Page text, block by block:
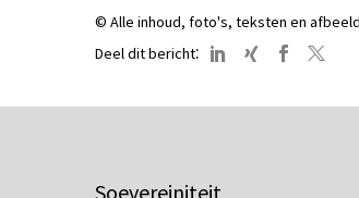
© Alle inhoud, foto's, teksten en
Deel dit bericht:
Soevereiniteit